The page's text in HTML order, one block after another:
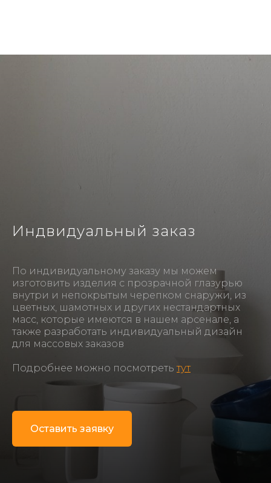
Индвидуальный заказ
По индивидуальному заказу мы можем
изготовить изделия с прозрачной глазурью
внутри и непокрытым черепком снаружи, из
цветных, шамотных и других нестандартных
масс, которые имеются в нашем арсенале, а
также разработать индивидуальный дизайн
для массовых заказов
Подробнее можно посмотретьтут
Оставить заявку